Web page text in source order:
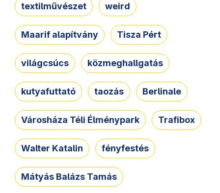
textilművészet weird
Maarif alapítvány Tisza Pért
világcsúcs közmeghallgatás
kutyafuttató taozás Berlinale
Városháza Téli Élménypark Trafibox
Walter Katalin fényfestés
Mátyás Balázs Tamás